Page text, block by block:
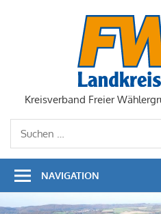
Kreisverband Freier
NAVIGATION